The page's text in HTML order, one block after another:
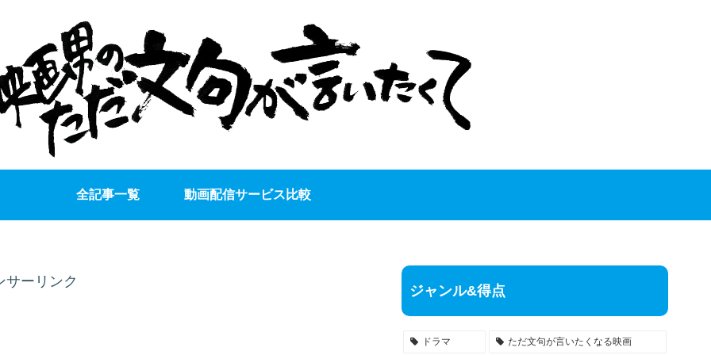
全記事一覧 動画配信サービス比較
サーリンク
ジャンル&得点
ドラマ ただ文句が言いたくなる映画